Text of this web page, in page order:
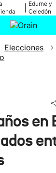
Bilbao
Edurne y
Celedón
Actualidad
Ikusmiran
Elecciones
en